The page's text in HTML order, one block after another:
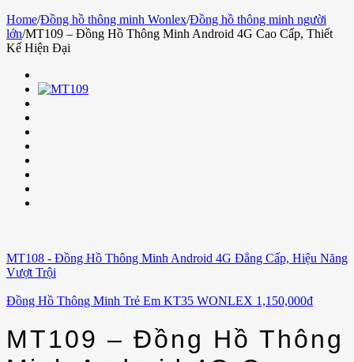
Home/Đồng hồ thông minh Wonlex/Đồng hồ thông minh người
lớn/MT109 – Đồng Hồ Thông Minh Android 4G Cao Cấp, Thiết
Kế Hiện Đại
MT108 - Đồng Hồ Thông Minh Android 4G Đẳng Cấp, Hiệu Năng
Vượt Trội
Đồng Hồ Thông Minh Trẻ Em KT35 WONLEX 1,150,000₫
MT109 – Đồng Hồ Thông